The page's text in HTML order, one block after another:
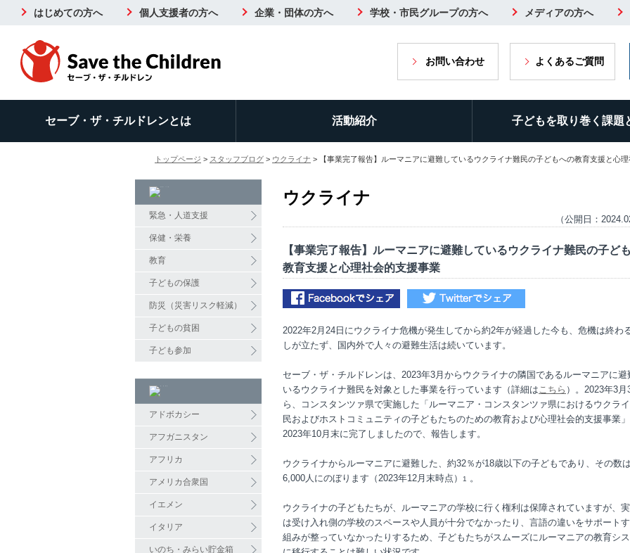
はじめての方へ 個人支援者の方へ 企業・団体の方へ 学校・市民グループの方へ メディアの方へ
お問い合わせ よくあるご質問
セーブ・ザ・チルドレンとは 活動紹介 子どもを取り巻く課題
トップページ > スタッフブログ > ウクライナ > 【事業完了報告】ルーマニアに避難しているウクライナ難民の子どもへの教育支援と心
緊急・人道支援
保健・栄養
教育
子どもの保護
防災（災害リスク軽減）
子どもの貧困
子ども参加
アドボカシー
アフガニスタン
アフリカ
アメリカ合衆国
イエメン
イタリア
いのち・みらい貯金箱
ウクライナ
（公開日：
【事業完了報告】ルーマニアに避難しているウクライナ難民の子ど
教育支援と心理社会的支援事業
2022年2月24日にウクライナ危機が発生してから約2年が経過した今も、危機は終わ
しが立たず、国内外で人々の避難生活は続いています。
セーブ・ザ・チルドレンは、2023年3月からウクライナの隣国であるルーマニアに避
いるウクライナ難民を対象とした事業を行っています（詳細はこちら ）。2023年3月
ら、コンスタンツァ県で実施した「ルーマニア・コンスタンツァ県におけるウクラ
民およびホストコミュニティの子どもたちのための教育および心理社会的支援事業
2023年10月末に完了しましたので、報告します。
ウクライナからルーマニアに避難した、約32％が18歳以下の子どもであり、その数
6,000人にのぼります（2023年12月末時点）
1 。
ウクライナの子どもたちが、ルーマニアの学校に行く権利は保障されていますが、
は受け入れ側の学校のスペースや人員が十分でなかったり、言語の違いをサポート
組みが整っていなかったりするため、子どもたちがスムーズにルーマニアの教育シ